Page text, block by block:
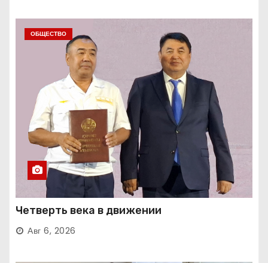
ОБЩЕСТВО
Четверть века в движении
Авг 6, 2026